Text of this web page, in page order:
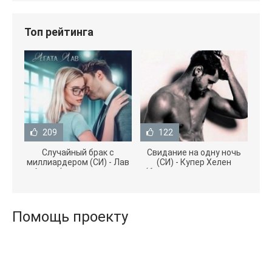
Топ рейтинга
209
Случайный брак с
миллиардером (СИ) - Лав
Агата (полная версия
122
Свидание на одну ночь
(СИ) - Купер Хелен
(бесплатные серии книг
Помощь проекту